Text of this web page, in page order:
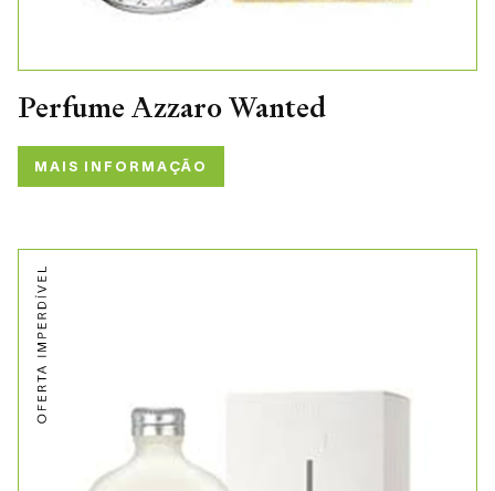
Perfume Azzaro Wanted
MAIS INFORMAÇÃO